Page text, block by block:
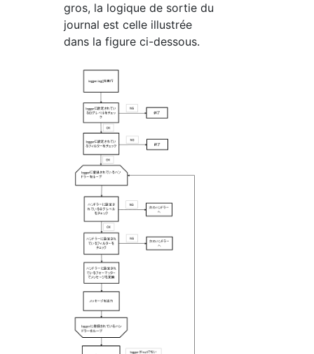
gros, la logique de sortie du
journal est celle illustrée
dans la figure ci-dessous.